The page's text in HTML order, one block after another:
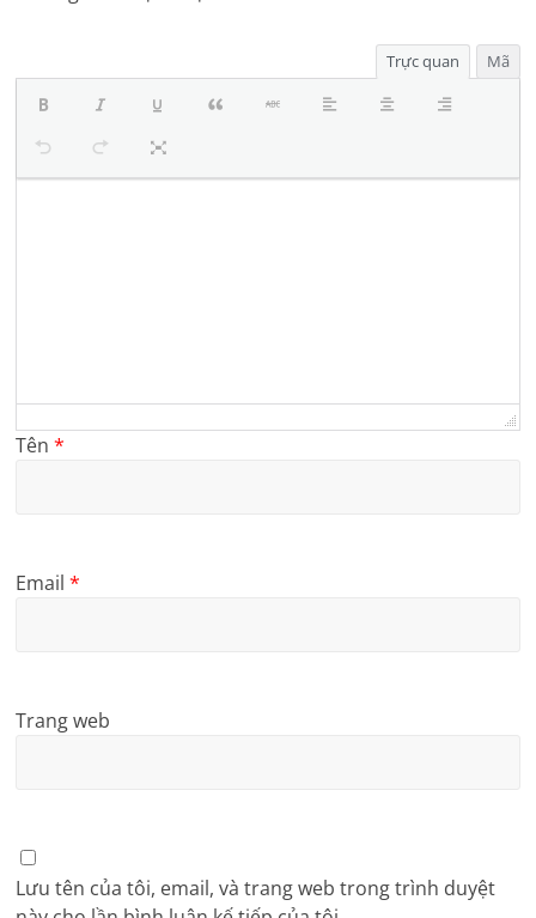
Trực quan Mã
Tên*
Email*
Trang web
Lưu tên của tôi, email, và trang web trong trình duyệt